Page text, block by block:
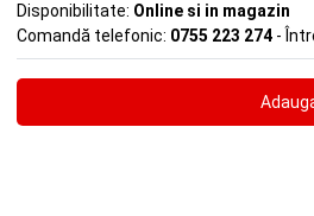
Disponibilitate: Online si in magazin
Comandă telefonic: 0755 223 274 -